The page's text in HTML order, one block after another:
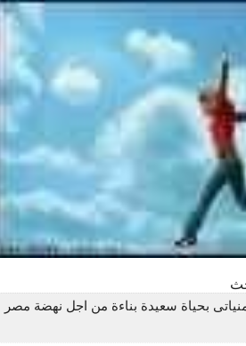
بحياة سعيدة بناءة من اجل نهضة مصر